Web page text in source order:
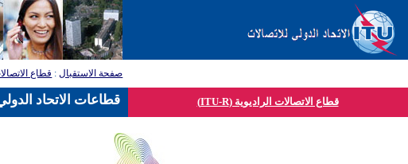
صفحة الاستقبال: قطاع
قطاع الاتصالات الراديوية (ITU-R) قطاعات الاتحاد